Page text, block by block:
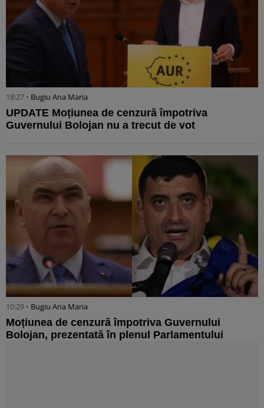
18:27 • Bugiu ⁠Ana Maria
UPDATE Moțiunea de cenzură împotriva
Guvernului Bolojan nu a trecut de vot
10:29 • Bugiu ⁠Ana Maria
Moțiunea de cenzură împotriva Guvernului
Bolojan, prezentată în plenul Parlamentului